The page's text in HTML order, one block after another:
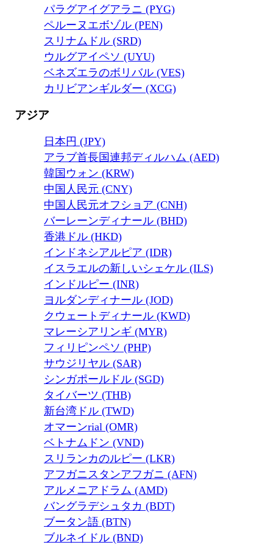
パラグアイグアラニ (PYG)
ペルーヌエボゾル (PEN)
スリナムドル (SRD)
ウルグアイペソ (UYU)
ベネズエラのボリバル (VES)
カリビアンギルダー (XCG)
アジア
日本円 (JPY)
アラブ首長国連邦ディルハム (AED)
韓国ウォン (KRW)
中国人民元 (CNY)
中国人民元オフショア (CNH)
バーレーンディナール (BHD)
香港ドル (HKD)
インドネシアルピア (IDR)
イスラエルの新しいシェケル (ILS)
インドルピー (INR)
ヨルダンディナール (JOD)
クウェートディナール (KWD)
マレーシアリンギ (MYR)
フィリピンペソ (PHP)
サウジリヤル (SAR)
シンガポールドル (SGD)
タイバーツ (THB)
新台湾ドル (TWD)
オマーンrial (OMR)
ベトナムドン (VND)
スリランカのルピー (LKR)
アフガニスタンアフガニ (AFN)
アルメニアドラム (AMD)
バングラデシュタカ (BDT)
ブータン語 (BTN)
ブルネイドル (BND)